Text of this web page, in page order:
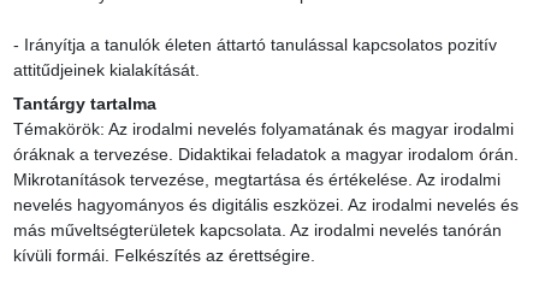
- Irányítja a tanulók életen áttartó tanulással kapcsolatos pozitív
attitűdjeinek kialakítását.
Tantárgy tartalma
Témakörök: Az irodalmi nevelés folyamatának és magyar irodalmi
óráknak a tervezése. Didaktikai feladatok a magyar irodalom órán.
Mikrotanítások tervezése, megtartása és értékelése. Az irodalmi
nevelés hagyományos és digitális eszközei. Az irodalmi nevelés és
más műveltségterületek kapcsolata. Az irodalmi nevelés tanórán
kívüli formái. Felkészítés az érettségire.